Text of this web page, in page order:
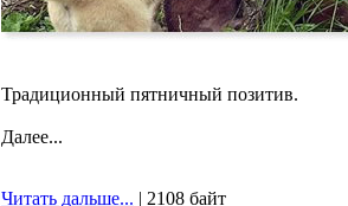
Традиционный пятничный позитив.
Далее...
Читать дальше... | 2108 байт